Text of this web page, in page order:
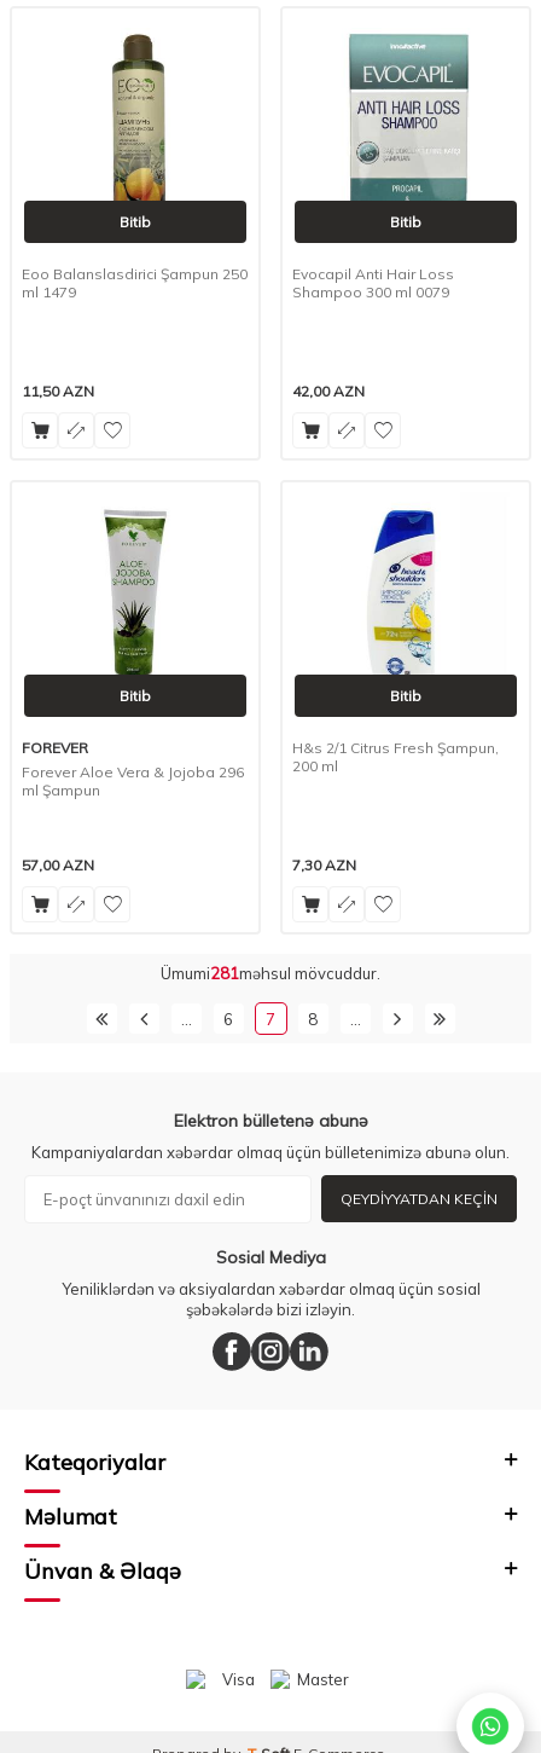
Bitib
Eoo Balanslasdirici Şampun 250
ml 1479
11,50AZN
Bitib
Evocapil Anti Hair Loss
Shampoo 300 ml 0079
42,00AZN
Bitib
FOREVER
Forever Aloe Vera & Jojoba 296
ml Şampun
57,00AZN
Bitib
H&s 2/1 Citrus Fresh Şampun,
200 ml
7,30AZN
Ümumi281məhsul mövcuddur.
6 7 8
Elektron bülletenə abunə
Kampaniyalardan xəbərdar olmaq üçün bülletenimizə abunə olun.
QEYDIYYATDAN KEÇIN
Sosial Mediya
Yeniliklərdən və aksiyalardan xəbərdar olmaq üçün sosial
şəbəkələrdə bizi izləyin.
Kateqoriyalar
Məlumat
Ünvan & Əlaqə